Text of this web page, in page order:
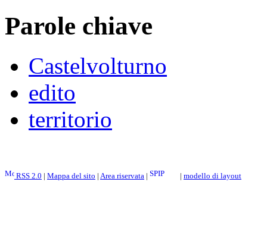
Parole chiave
Castelvolturno
edito
territorio
RSS 2.0 | Mappa del sito | Area riservata | | modello di layout